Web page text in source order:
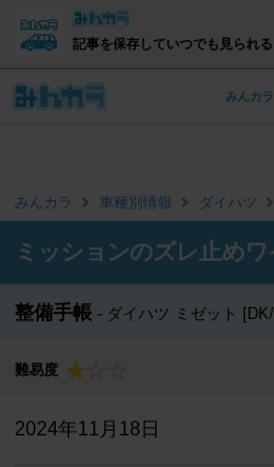
記事を保存していつでも見られる
みんカ
みんカラ 車種別情報 ダイハツ
ミッションのズレ止め
整備手帳 ダイハツ ミゼット
難易度
2024年11月18日